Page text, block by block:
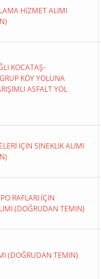
HİZMET ALIMI
KOCATAŞ-
KÖY YOLUNA
ASFALT YOL
İÇİN SİNEKLİK ALIMI
RAFLARI İÇIN
(DOĞRUDAN TEMIN)
(DOĞRUDAN TEMIN)